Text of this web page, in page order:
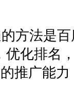
法是百
优化排名
推广能